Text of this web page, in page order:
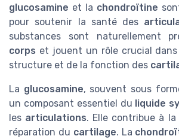
glucosamine et la chondroïtine
pour soutenir la santé des
substances sont naturellement
corps et jouent un rôle crucial
structure et de la fonction des
La glucosamine, souvent sous
un composant essentiel du liquide
les articulations. Elle contribue à
réparation du cartilage. La